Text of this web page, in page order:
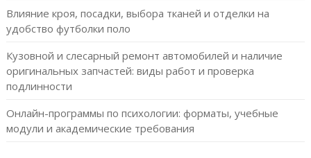
Влияние кроя, посадки, выбора тканей и отделки на
удобство футболки поло
Кузовной и слесарный ремонт автомобилей и наличие
оригинальных запчастей: виды работ и проверка
подлинности
Онлайн-программы по психологии: форматы, учебные
модули и академические требования